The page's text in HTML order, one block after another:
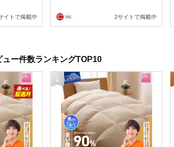
イトで掲載中 2サイトで掲載中
ー件数ランキングTOP10
2